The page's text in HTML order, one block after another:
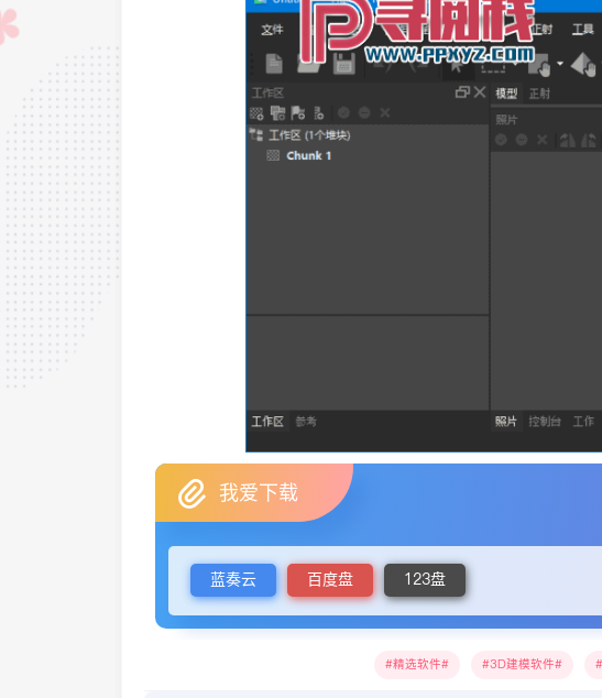
我爱下载
蓝奏云 百度盘 123盘
精选软件 3D建模软件